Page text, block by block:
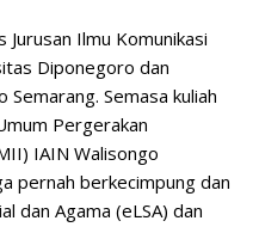
Jurusan Ilmu Komunikasi
Diponegoro dan
Semarang. Semasa kuliah
Pergerakan
IAIN Walisongo
pernah berkecimpung dan
dan Agama (eLSA) dan